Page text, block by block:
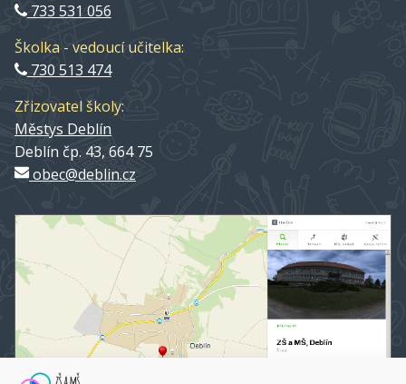
733 531 056
Školka - vedoucí učitelka:
730 513 474
Zřizovatel školy:
Městys Deblín
Deblín čp. 43, 664 75
obec@deblin.cz